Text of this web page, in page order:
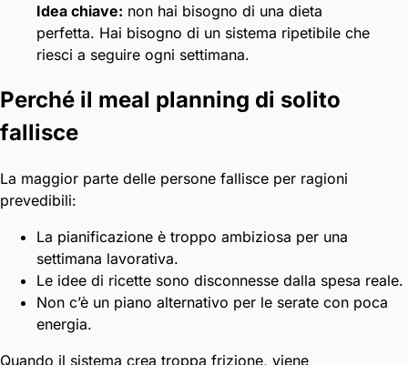
Idea chiave: non hai bisogno di una dieta
perfetta. Hai bisogno di un sistema ripetibile che
riesci a seguire ogni settimana.
Perché il meal planning di solito
fallisce
La maggior parte delle persone fallisce per ragioni
prevedibili:
La pianificazione è troppo ambiziosa per una
settimana lavorativa.
Le idee di ricette sono disconnesse dalla spesa reale.
Non c’è un piano alternativo per le serate con poca
energia.
Quando il sistema crea troppa frizione, viene